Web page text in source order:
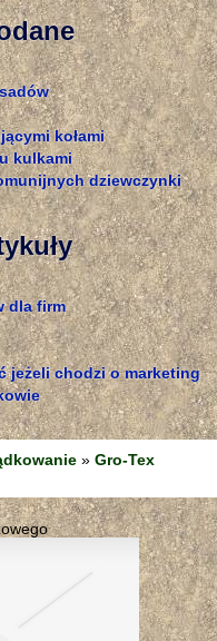
kołami
kulkami
dziewczynki
dla firm
jeżeli chodzi o marketing
» Gro-Tex